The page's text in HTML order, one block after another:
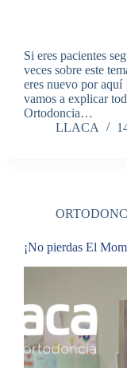
Si eres pacientes
veces sobre este
eres nuevo por aquí
vamos a explicar
Ortodoncia…
LLACA
¡No pierdas El